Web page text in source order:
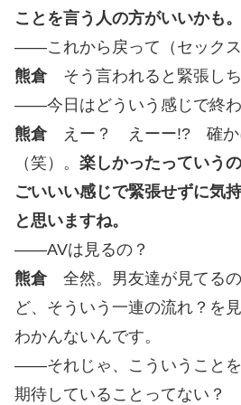
ことを言う人の方がいいかも
――これから戻って（セックス
熊倉 そう言われると緊張しち
――今日はどういう感じで終わ
熊倉
えー？ えーー!? 確か
（笑）。 楽しかったっていう
ごいいい感じで緊張せずに気
と思いますね。
――AVは見るの？
熊倉 全然。男友達が見てる
ど、そういう一連の流れ？を
わかんないんです。
――それじゃ、こういうことを
期待していることってない？